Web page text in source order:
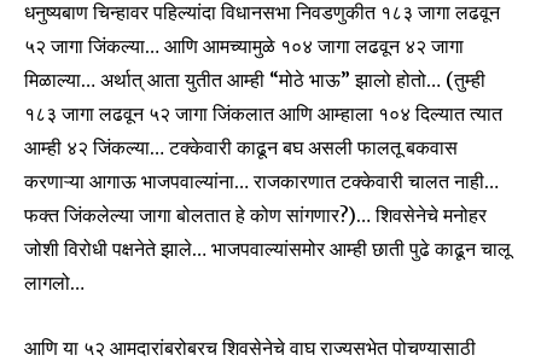
धनुष्यबाण चिन्हावर पहिल्यांदा विधानसभा निवडणुकीत १८३ जागा लढवून
५२ जागा जिंकल्या… आणि आमच्यामुळे १०४ जागा लढवून ४२ जागा
मिळाल्या… अर्थात् आता युतीत आम्ही “मोठे भाऊ” झालो होतो… (तुम्ही
१८३ जागा लढवून ५२ जागा जिंकलात आणि आम्हाला १०४ दिल्यात त्यात
आम्ही ४२ जिंकल्या… टक्केवारी काढून बघ असली फालतू बकवास
करणाऱ्या आगाऊ भाजपवाल्यांना… राजकारणात टक्केवारी चालत नाही…
फक्त जिंकलेल्या जागा बोलतात हे कोण सांगणार?)… शिवसेनेचे मनोहर
जोशी विरोधी पक्षनेते झाले… भाजपवाल्यांसमोर आम्ही छाती पुढे काढून चालू
लागलो…
आणि या ५२ आमदारांबरोबरच शिवसेनेचे वाघ राज्यसभेत पोचण्यासाठी